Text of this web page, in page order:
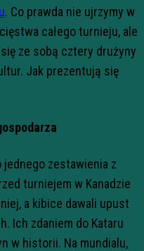
. Co prawda nie ujrzymy w
całego turnieju, ale
ze sobą cztery drużyny
Jak prezentują się
jednego zestawienia z
turniejem w Kanadzie
a kibice dawali upust
Ich zdaniem do Kataru
w historii. Na mundialu,